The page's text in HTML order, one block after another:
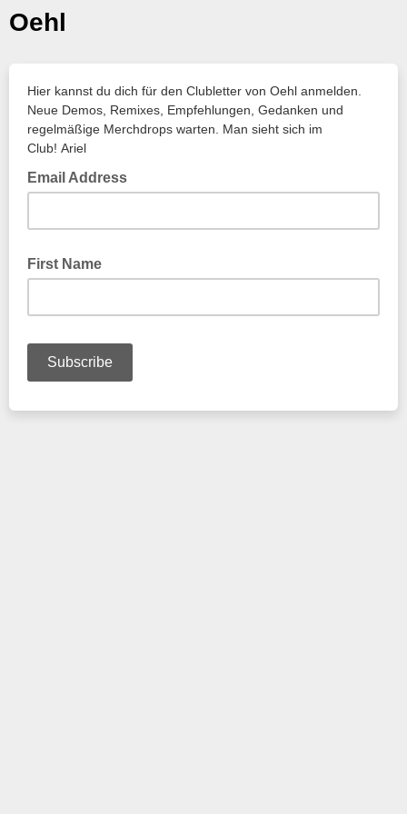
Oehl
Hier kannst du dich für den Clubletter von Oehl anmelden.
Neue Demos, Remixes, Empfehlungen, Gedanken und
regelmäßige Merchdrops warten. Man sieht sich im
Club! Ariel
Email Address
First Name